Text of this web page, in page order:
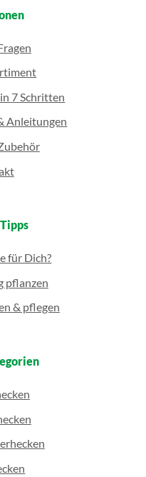
7 Schritten
Anleitungen
für Dich?
pflanzen
& pflegen